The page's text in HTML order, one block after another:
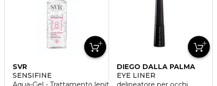
SVR
SENSIFINE
DIEGO DALLA PALMA
EYE LINER